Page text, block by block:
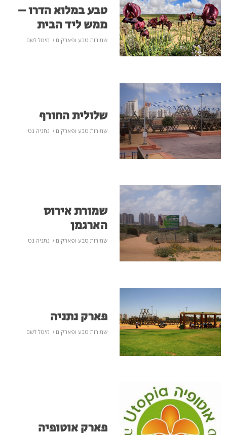
טבע במלוא הדרו –
ממש ליד הבית
שמורות טבע ופארקים / מיטל לשם
שלולית החורף
שמורות טבע ופארקים / נתניה נט
שמורת אירוס
הארגמן
שמורות טבע ופארקים / נתניה נט
פארק נתניה
שמורות טבע ופארקים / מיטל לשם
פארק אוטופיה